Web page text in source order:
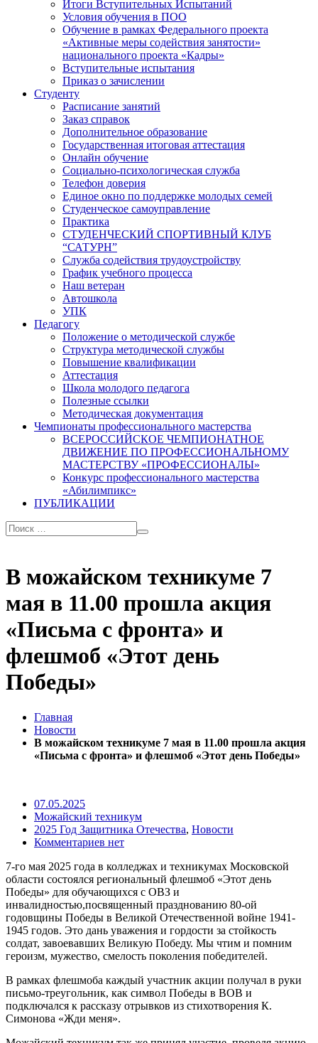
Итоги Вступительных Испытаний
Условия обучения в ПОО
Обучение в рамках Федерального проекта
«Активные меры содействия занятости»
национального проекта «Кадры»
Вступительные испытания
Приказ о зачислении
Студенту
Расписание занятий
Заказ справок
Дополнительное образование
Государственная итоговая аттестация
Онлайн обучение
Социально-психологическая служба
Телефон доверия
Единое окно по поддержке молодых семей
Студенческое самоуправление
Практика
СТУДЕНЧЕСКИЙ СПОРТИВНЫЙ КЛУБ
“САТУРН”
Служба содействия трудоустройству
График учебного процесса
Наш ветеран
Автошкола
УПК
Педагогу
Положение о методической службе
Структура методической службы
Повышение квалификации
Аттестация
Школа молодого педагога
Полезные ссылки
Методическая документация
Чемпионаты профессионального мастерства
ВСЕРОССИЙСКОЕ ЧЕМПИОНАТНОЕ
ДВИЖЕНИЕ ПО ПРОФЕССИОНАЛЬНОМУ
МАСТЕРСТВУ «ПРОФЕССИОНАЛЫ»
Конкурс профессионального мастерства
«Абилимпикс»
ПУБЛИКАЦИИ
В можайском техникуме 7
мая в 11.00 прошла акция
«Письма с фронта» и
флешмоб «Этот день
Победы»
Главная
Новости
В можайском техникуме 7 мая в 11.00 прошла акция
«Письма с фронта» и флешмоб «Этот день Победы»
07.05.2025
Можайский техникум
2025 Год Защитника Отечества, Новости
Комментариев нет
7-го мая 2025 года в колледжах и техникумах Московской
области состоялся региональный флешмоб «Этот день
Победы» для обучающихся с ОВЗ и
инвалидностью,посвященный празднованию 80-ой
годовщины Победы в Великой Отечественной войне 1941-
1945 годов. Это дань уважения и гордости за стойкость
солдат, завоевавших Великую Победу. Мы чтим и помним
героизм, мужество, смелость поколения победителей.
В рамках флешмоба каждый участник акции получал в руки
письмо-треугольник, как символ Победы в ВОВ и
подключался к рассказу отрывков из стихотворения К.
Симонова «Жди меня».